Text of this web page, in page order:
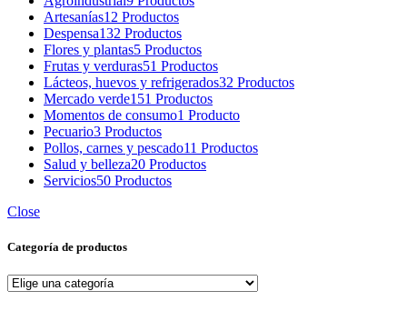
Artesanías12 Productos
Despensa132 Productos
Flores y plantas5 Productos
Frutas y verduras51 Productos
Lácteos, huevos y refrigerados32 Productos
Mercado verde151 Productos
Momentos de consumo1 Producto
Pecuario3 Productos
Pollos, carnes y pescado11 Productos
Salud y belleza20 Productos
Servicios50 Productos
Close
Categoría de productos